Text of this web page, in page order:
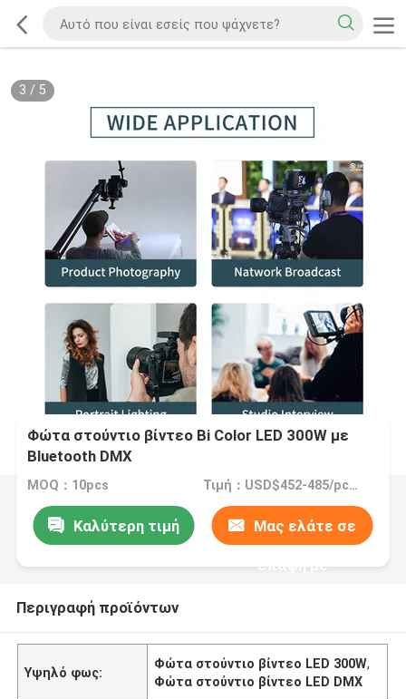
3 / 5
Φώτα στούντιο βίντεο Bi Color LED 300W με
Bluetooth DMX
MOQ：10pcs Τιμή：USD$452-485/pcs(10pcs-100pcs)
Καλύτερη τιμή Μας ελάτε σε
επαφή με
Περιγραφή προϊόντων
Υψηλό φως:
Φώτα στούντιο βίντεο LED 300W,
Φώτα στούντιο βίντεο LED DMX